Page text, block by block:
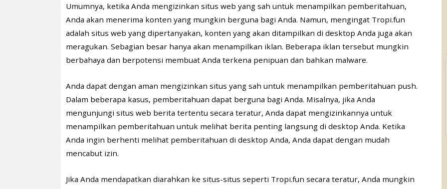
Umumnya, ketika Anda mengizinkan situs web yang sah untuk menampilkan pemberitahuan,
Anda akan menerima konten yang mungkin berguna bagi Anda. Namun, mengingat Tropi.fun
adalah situs web yang dipertanyakan, konten yang akan ditampilkan di desktop Anda juga akan
meragukan. Sebagian besar hanya akan menampilkan iklan. Beberapa iklan tersebut mungkin
berbahaya dan berpotensi membuat Anda terkena penipuan dan bahkan malware.
Anda dapat dengan aman mengizinkan situs yang sah untuk menampilkan pemberitahuan push.
Dalam beberapa kasus, pemberitahuan dapat berguna bagi Anda. Misalnya, jika Anda
mengunjungi situs web berita tertentu secara teratur, Anda dapat mengizinkannya untuk
menampilkan pemberitahuan untuk melihat berita penting langsung di desktop Anda. Ketika
Anda ingin berhenti melihat pemberitahuan di desktop Anda, Anda dapat dengan mudah
mencabut izin.
Jika Anda mendapatkan diarahkan ke situs-situs seperti Tropi.fun secara teratur, Anda mungkin